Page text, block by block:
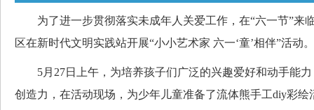
为了进一步贯彻落实未成年人关爱工作，在“六一节”来
区在新时代文明实践站开展“小小艺术家 六一‘童’相伴”活动。
5月27日上午，为培养孩子们广泛的兴趣爱好和动手能力
创造力，在活动现场，为少年儿童准备了流体熊手工diy彩